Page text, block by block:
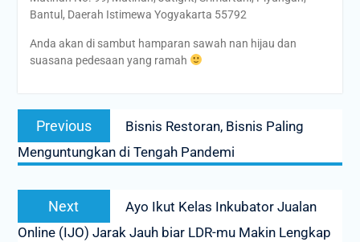
Bantul, Daerah Istimewa Yogyakarta 55792
Anda akan di sambut hamparan sawah nan hijau dan
suasana pedesaan yang ramah
Post
navigation
Previous
Previous
post:
Bisnis Restoran, Bisnis Paling
Menguntungkan di Tengah Pandemi
Next
post:
Ayo Ikut Kelas Inkubator Jualan
Online (IJO) Jarak Jauh biar LDR-mu Makin Lengkap